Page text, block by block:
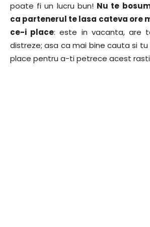
poate fi un lucru bun! Nu te
ca partenerul te lasa cateva ore
ce-i place: este in vacanta, are
distreze; asa ca mai bine cauta si
place pentru a-ti petrece acest